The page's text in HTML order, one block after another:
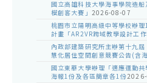
國立高雄科技大學海事學院造
模創客大賽」 2026-08-07
桃園市立陽明高級中等學校辦
計畫「AR2VR跨域教學設計工作
內政部建築研究所主辦第十九
慧化居住空間創意競賽公告(含
國立東華大學辦理「適應運動
海報1份及各區簡章各1份